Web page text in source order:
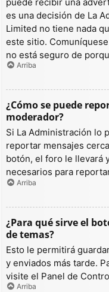
es una decisión de La
Limited no tiene nada
este sitio.
no está seguro de
Arriba
¿Cómo se puede
moderador?
Si La Administración lo
reportar mensajes
botón, el foro le llevará
necesarios para
Arriba
¿Para qué sirve el
de temas?
Esto le permitirá
y enviados más tarde.
visite el Panel de
Arriba